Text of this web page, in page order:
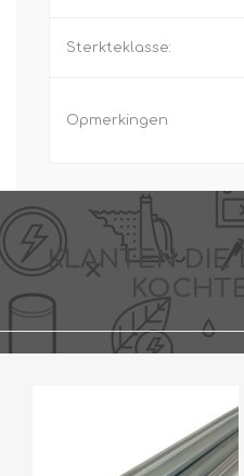
Sterkteklasse:
Opmerkingen
KLANTEN DIE